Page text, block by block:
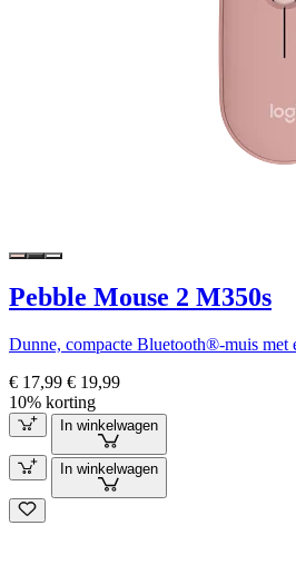
Pebble Mouse 2 M350s
Dunne, compacte Bluetooth®-muis met
€ 17,99 € 19,99
10% korting
In winkelwagen
In winkelwagen